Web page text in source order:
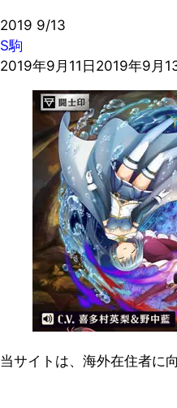
2019 9/13
S駒
2019年9月11日 2019年9月
当サイトは、海外在住者に